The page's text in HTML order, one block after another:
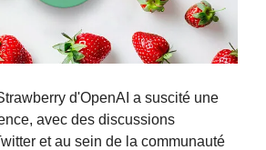
d'OpenAI a suscité une
avec des discussions
et au sein de la communauté